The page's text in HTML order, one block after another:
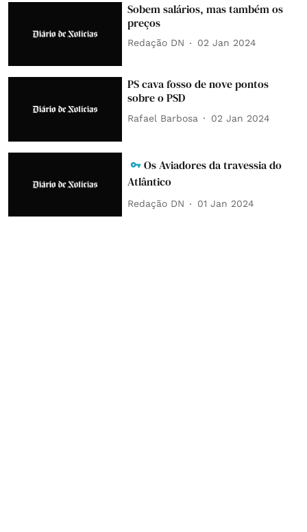
Sobem salários, mas também os
preços
Redação DN 02 Jan 2024
PS cava fosso de nove pontos
sobre o PSD
Rafael Barbosa 02 Jan 2024
Os Aviadores da travessia do
Atlântico
Redação DN 01 Jan 2024